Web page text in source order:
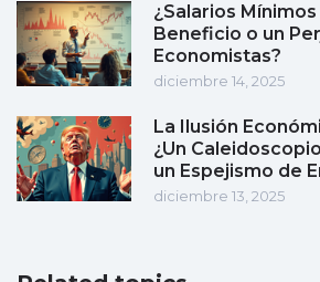
¿Salarios
Beneficio o un
Economistas?
diciembre 14, 2025
La Ilusión
¿Un
un Espejismo de
diciembre 13, 2025